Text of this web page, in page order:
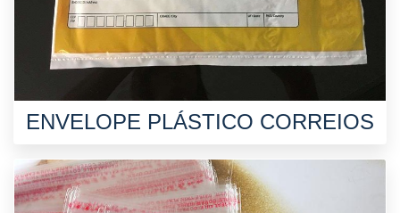
ENVELOPE PLÁSTICO CORREIOS